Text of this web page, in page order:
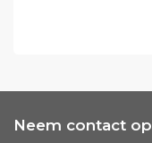
Neem contact op